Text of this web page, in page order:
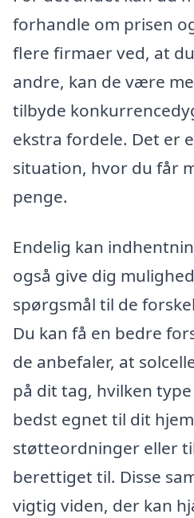
forhandle om prisen
flere firmaer ved, at
andre, kan de være
tilbyde
ekstra fordele. Det er
situation, hvor du får
penge.
Endelig kan
også give dig
spørgsmål til de
Du kan få en bedre
de anbefaler, at
på dit tag, hvilken
bedst egnet til dit
støtteordninger eller
berettiget til. Disse
vigtig viden, der kan